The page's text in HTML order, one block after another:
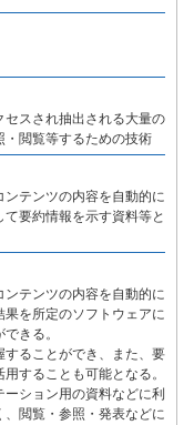
スされ抽出される大量の
閲覧等するための技術
テンツの内容を自動的に
要約情報を示す資料等と
テンツの内容を自動的に
を所定のソフトウェアに
きる。
ることができ、また、要
することも可能となる。
ション用の資料などに利
閲覧・参照・発表などに